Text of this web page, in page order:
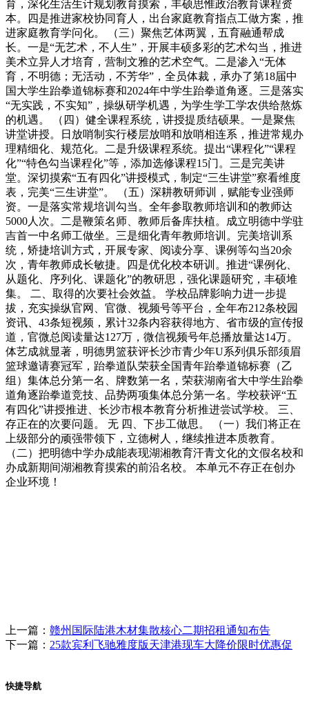
育，深化生活生计规划教育摸索，丰硕思惟政治教育课程资
本。四是推进家校协同育人，出台家庭教育指点工做方案，推
进家庭教育学问化。 （三）聚焦艺体两翼，五育融通帮成
长。一是“无艺术，不人生”，开展丰硕多彩的艺术勾当，推进
美术立异人才培育，营制文雅的艺术空气。二是渗入“无体
育，不明德；无活动，不芳华”，全员体裁，承办了第18届中
国大学生跆拳道锦标赛和2024年中学生跆拳道角逐。三是落实
“无实践，不实知”，操纵研学机遇，为学生学工学农供给熬炼
的机遇。 （四）健全课程系统，讲授提质结硕果。一是聚焦
讲堂讲授。日放哨制实行楼层放哨和放哨相连系，推进常规办
理精细化、规范化。二是升级课程系统。提出“课程化”“课程
化”“特色勾当课程化”等，添加选修课程15门。三是完美讲
堂。深切摸索“五有四化”讲授模式，制定“三生讲堂”察看维度
表，完美“三生讲堂”。 （五）深耕教研师训，赋能专业强师
资。一是落实常规培训勾当。全年参取教师培训和的教师达
5000人次。二是鞭策名师、教师后备库扶植。成立明德中学驻
吉首一中名师工做坐。三是细化青年教师培训。完美培训系
统，矫捷培训方式，开展专家、阅读分享、课例等勾当20余
次，青年教师成长敏捷。四是优化校本研训。推进“课例化、
从题化、序列化、课题化”的教研思，强化课题研究，丰硕堆
集。 二、取得的次要社会效益。 学校品牌影响力进一步提
拔，充实操纵官网、官微、视频号等平台，全年布212条校园
资讯、43条短视频，累计32条内容获得地方、省市级的宣传报
道，官微总阅读量达127万，微信视频号年总播放量达14万。
体艺成就显著，明德男篮获评长沙市青少年U系列俱乐部须眉
篮球邀请赛冠军，跆拳道队荣获全国青年跆拳道锦标赛（乙
组）集体总分第一名、牌数第一名，荣获湖南省大中学生跆拳
道角逐跆拳道竞技、品势两项集体总分第一名。学校获评“五
有四化”讲授推进、长沙市根本教育分析推进尝试学校。 三、
存正在的次要问题。 无 四、下步工做思。 （一）我们将正在
上级部分的顽强带领下，立德树人，继续推进本质教育。
（二）把明德中学办成能表现湖湘教育汗青文化的文假名校和
办成新期间湖湘教育摸索的前沿名校。 本单元不存正在创办
企业环境！
上一篇： 赣州国际陆港木材集散核心二期招租通知布告
下一篇： 25款宾利飞驰雅度版天津港现车大降价限时优惠促
快捷导航